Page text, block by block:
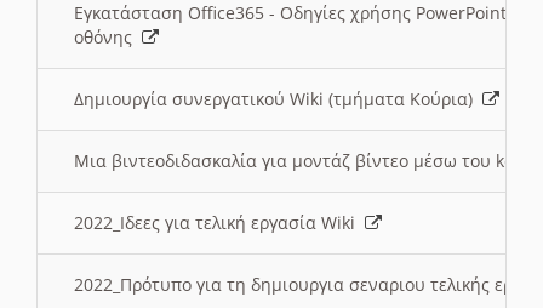
Εγκατάσταση Office365 - Οδηγίες χρήσης PowerPoint
οθόνης
Δημιουργία συνεργατικού Wiki (τμήματα Κούρια)
Μια βιντεοδιδασκαλία για μοντάζ βίντεο μέσω του
2022_Ιδεες για τελική εργασία Wiki
2022_Πρότυπο για τη δημιουργια σεναριου τελικής